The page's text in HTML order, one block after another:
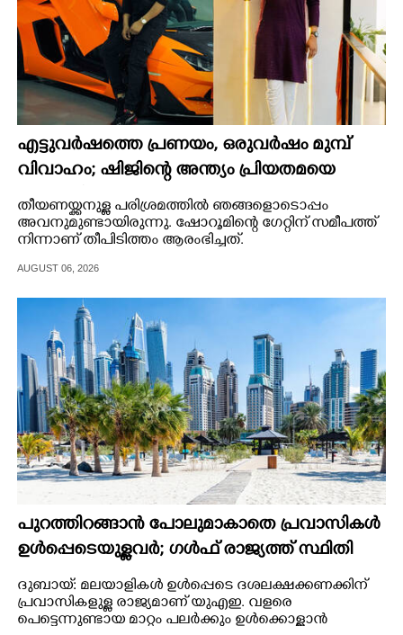
എട്ടുവർഷത്തെ പ്രണയം,​ ഒരുവർഷം മുമ്പ്
വിവാഹം; ഷിജിന്റെ അന്ത്യം പ്രിയതമയെ
ദുബായിലേക്ക് കൊണ്ടുവരാനുള്ള
ഒരുക്കത്തിനിടെ
തീയണയ്ക്കനുള്ള പരിശ്രമത്തിൽ ഞങ്ങളൊടൊപ്പം
അവനുമുണ്ടായിരുന്നു. ഷോറൂമിന്റെ ഗേറ്റിന് സമീപത്ത്
നിന്നാണ് തീപിടിത്തം ആരംഭിച്ചത്.
AUGUST 06, 2026
പുറത്തിറങ്ങാൻ പോലുമാകാതെ പ്രവാസികൾ
ഉൾപ്പെടെയുള്ളവർ; ഗൾഫ് രാജ്യത്ത് സ്ഥിതി
രൂക്ഷം
ദുബായ്: മലയാളികൾ ഉൾപ്പെടെ ദശലക്ഷക്കണക്കിന്
പ്രവാസികളുള്ള രാജ്യമാണ് യുഎഇ. വളരെ
പെട്ടെന്നുണ്ടായ മാറ്റം പലർക്കും ഉൾക്കൊള്ളാൻ